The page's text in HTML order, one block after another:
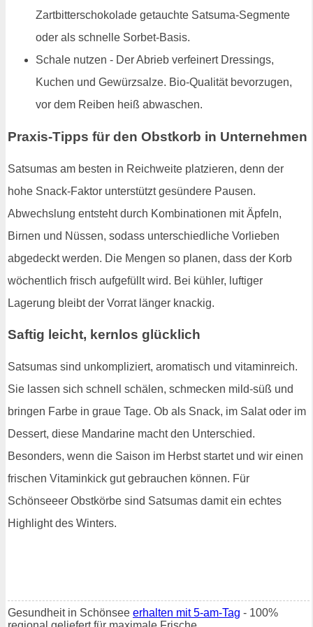
Zartbitterschokolade getauchte Satsuma-Segmente
oder als schnelle Sorbet-Basis.
Schale nutzen - Der Abrieb verfeinert Dressings,
Kuchen und Gewürzsalze. Bio-Qualität bevorzugen,
vor dem Reiben heiß abwaschen.
Praxis-Tipps für den Obstkorb in Unternehmen
Satsumas am besten in Reichweite platzieren, denn der
hohe Snack-Faktor unterstützt gesündere Pausen.
Abwechslung entsteht durch Kombinationen mit Äpfeln,
Birnen und Nüssen, sodass unterschiedliche Vorlieben
abgedeckt werden. Die Mengen so planen, dass der Korb
wöchentlich frisch aufgefüllt wird. Bei kühler, luftiger
Lagerung bleibt der Vorrat länger knackig.
Saftig leicht, kernlos glücklich
Satsumas sind unkompliziert, aromatisch und vitaminreich.
Sie lassen sich schnell schälen, schmecken mild-süß und
bringen Farbe in graue Tage. Ob als Snack, im Salat oder im
Dessert, diese Mandarine macht den Unterschied.
Besonders, wenn die Saison im Herbst startet und wir einen
frischen Vitaminkick gut gebrauchen können. Für
Schönseeer Obstkörbe sind Satsumas damit ein echtes
Highlight des Winters.
Gesundheit in Schönsee erhalten mit 5-am-Tag - 100%